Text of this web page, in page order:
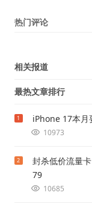
热门评论
相关报道
最热文章排行
1 iPhone 17本月
10973
2
封杀低价流量
79
10685